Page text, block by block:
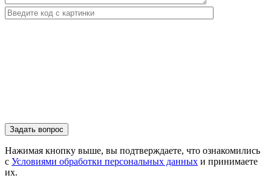
Нажимая кнопку выше, вы подтверждаете, что ознакомились
с Условиями обработки персональных данных и принимаете
их.